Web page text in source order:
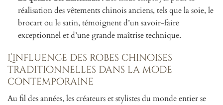
réalisation des vêtements chinois anciens, tels que la soie, le
brocart ou le satin, témoignent d’un savoir-faire
exceptionnel et d’une grande maîtrise technique.
L’influence des robes chinoises
traditionnelles dans la mode
contemporaine
Au fil des années, les créateurs et stylistes du monde entier se